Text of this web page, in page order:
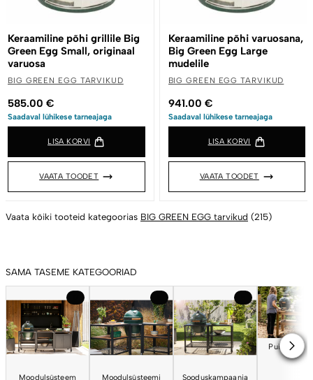
Keraamiline põhi grillile Big
Green Egg Small, originaal
varuosa
BIG GREEN EGG TARVIKUD
585.00 €
Saadaval lühikese tarneajaga
LISA KORVI
VAATA TOODET
Keraamiline põhi varuosana,
Big Green Egg Large
mudelile
BIG GREEN EGG TARVIKUD
941.00 €
Saadaval lühikese tarneajaga
LISA KORVI
VAATA TOODET
Vaata kõiki tooteid kategoorias BIG GREEN EGG tarvikud (215)
SAMA TASEME KATEGOORIAD
Moodulsüsteem
Moodulsüsteemi
Sooduskampaania
Puidust